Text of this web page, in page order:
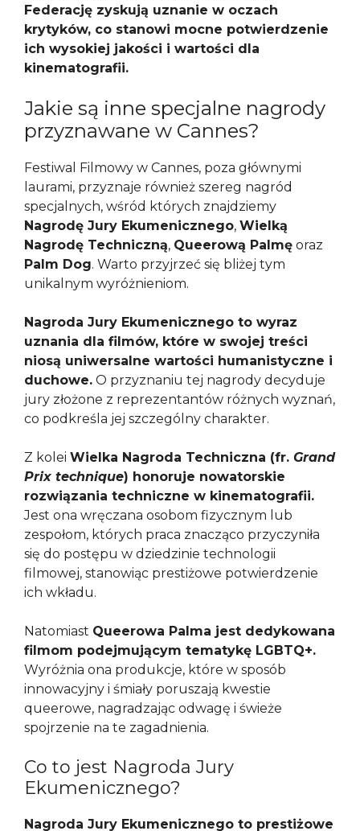
Federację zyskują uznanie w oczach
krytyków, co stanowi mocne potwierdzenie
ich wysokiej jakości i wartości dla
kinematografii.
Jakie są inne specjalne nagrody
przyznawane w Cannes?
Festiwal Filmowy w Cannes, poza głównymi
laurami, przyznaje również szereg nagród
specjalnych, wśród których znajdziemy
Nagrodę Jury Ekumenicznego, Wielką
Nagrodę Techniczną, Queerową Palmę oraz
Palm Dog. Warto przyjrzeć się bliżej tym
unikalnym wyróżnieniom.
Nagroda Jury Ekumenicznego to wyraz
uznania dla filmów, które w swojej treści
niosą uniwersalne wartości humanistyczne i
duchowe. O przyznaniu tej nagrody decyduje
jury złożone z reprezentantów różnych wyznań,
co podkreśla jej szczególny charakter.
Z kolei Wielka Nagroda Techniczna (fr. Grand
Prix technique) honoruje nowatorskie
rozwiązania techniczne w kinematografii.
Jest ona wręczana osobom fizycznym lub
zespołom, których praca znacząco przyczyniła
się do postępu w dziedzinie technologii
filmowej, stanowiąc prestiżowe potwierdzenie
ich wkładu.
Natomiast Queerowa Palma jest dedykowana
filmom podejmującym tematykę LGBTQ+.
Wyróżnia ona produkcje, które w sposób
innowacyjny i śmiały poruszają kwestie
queerowe, nagradzając odwagę i świeże
spojrzenie na te zagadnienia.
Co to jest Nagroda Jury
Ekumenicznego?
Nagroda Jury Ekumenicznego to prestiżowe